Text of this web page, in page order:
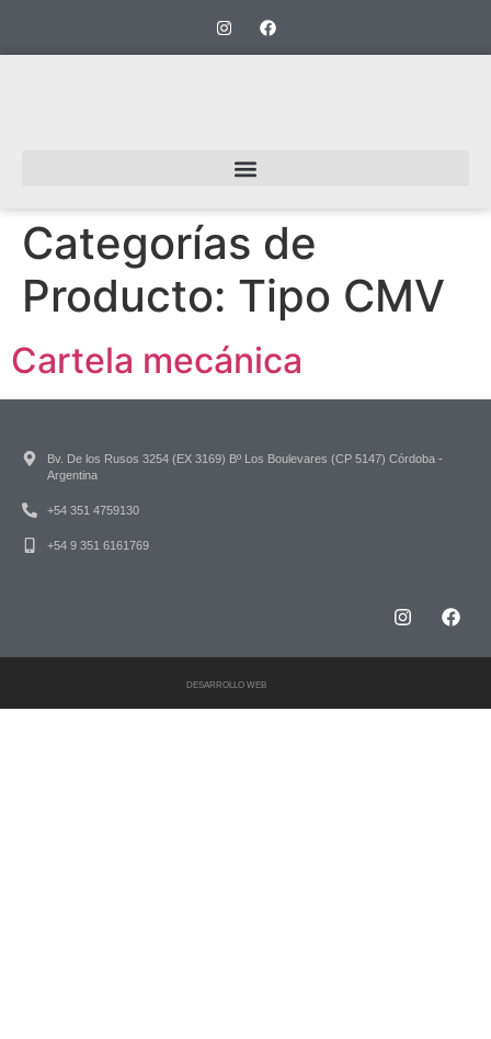
Categorías de
Producto: Tipo CMV
Cartela mecánica
Bv. De los Rusos 3254 (EX 3169) Bº Los Boulevares (CP 5147) Córdoba -
Argentina
+54 351 4759130
+54 9 351 6161769
DESARROLLO WEB